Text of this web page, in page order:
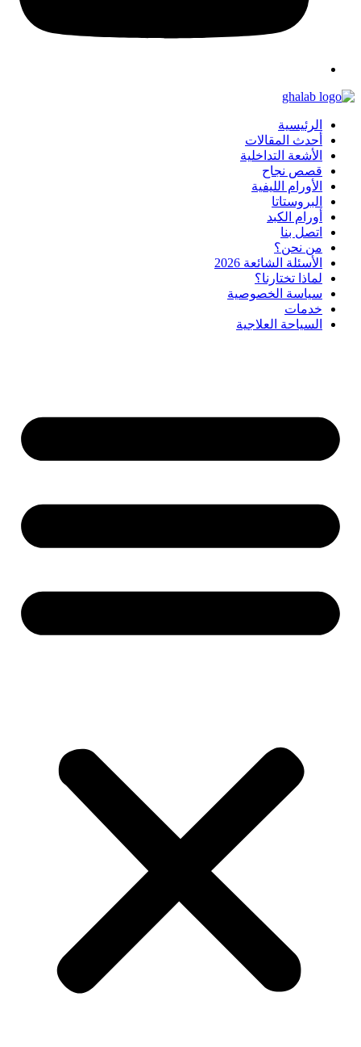
الرئيسية
أحدث المقالات
الأشعة التداخلية
قصص نجاح
الأورام الليفية
البروستاتا
أورام الكبد
اتصل بنا
من نحن؟
الأسئلة الشائعة 2026
لماذا تختارنا؟
سياسة الخصوصية
خدمات
السياحة العلاجية